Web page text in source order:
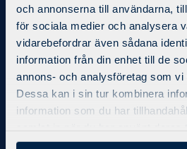
och annonserna till användarna,
för sociala medier och analysera
vidarebefordrar även sådana
information från din enhet till de
annons- och analysföretag som vi
Dessa kan i sin tur kombinera
information som du har
Bli
Priser/
Kontakt
Regler och